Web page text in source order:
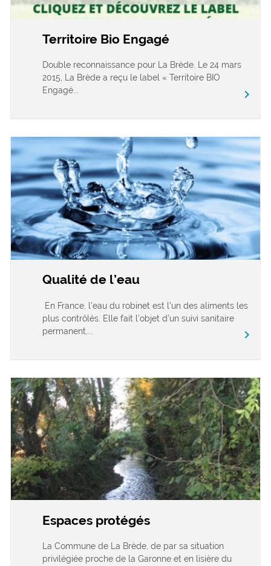
Territoire Bio Engagé
Double reconnaissance pour La Brède. Le 24 mars
2015, La Brède a reçu le label « Territoire BIO
Engagé...
chevron_right
Qualité de l’eau
En France, l’eau du robinet est l’un des aliments les
plus contrôlés. Elle fait l’objet d’un suivi sanitaire
permanent,...
chevron_right
Espaces protégés
La Commune de La Brède, de par sa situation
privilégiée proche de la Garonne et en lisière du